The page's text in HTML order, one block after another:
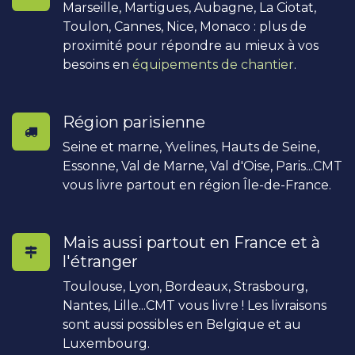
Marseille, Martigues, Aubagne, La Ciotat,
Toulon, Cannes, Nice, Monaco : plus de
proximité pour répondre au mieux à vos
besoins en équipements de chantier.
Région parisienne
Seine et marne, Yvelines, Hauts de Seine,
Essonne, Val de Marne, Val d'Oise, Paris...CMT
vous livre partout en région Île-de-France.
Mais aussi partout en France et à
l'étranger
Toulouse, Lyon, Bordeaux, Strasbourg,
Nantes, Lille...CMT vous livre ! Les livraisons
sont aussi possibles en Belgique et au
Luxembourg.